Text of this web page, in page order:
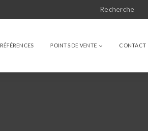
RÉFÉRENCES POINTS DE VENTE CONTACT